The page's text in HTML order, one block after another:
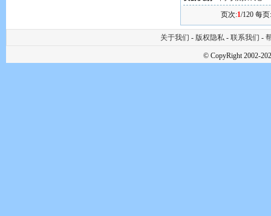
页次:1/120 每页:
关于我们 - 版权隐私 - 联系我们 -
© CopyRight 2002-